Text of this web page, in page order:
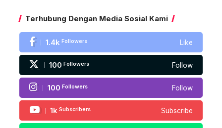
Terhubung Dengan Media Sosial Kami
1.4k Followers Like
100 Followers Follow
100 Followers Follow
1k Subscribers Subscribe